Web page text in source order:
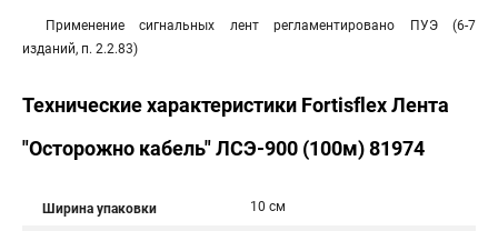
Применение сигнальных лент регламентировано ПУЭ (6-7
изданий, п. 2.2.83)
Технические характеристики Fortisflex Лента
"Осторожно кабель" ЛСЭ-900 (100м) 81974
Ширина упаковки 10 см